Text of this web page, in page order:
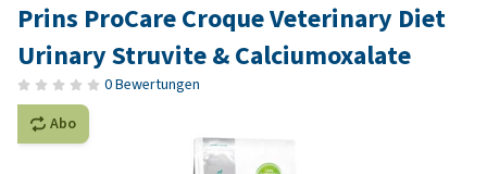
Prins ProCare Croque Veterinary Diet
Urinary Struvite & Calciumoxalate
0 Bewertungen
Abo